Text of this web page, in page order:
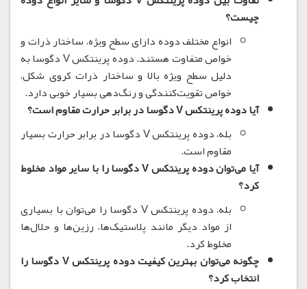
چیست؟
انواع مختلف دوده دارای سطح ویژه، ساختار ذرات و
خواص متفاوت هستند.
دوده پرینتکس V دگوسا به
دلیل سطح ویژه بالا و ساختار ذرات کروی شکل،
خواص تقویت‌کنندگی و رنگ‌دهی بسیار خوبی دارد.
آیا دوده پرینتکس V دگوسا در برابر حرارت مقاوم است؟
بله، دوده پرینتکس V دگوسا در برابر حرارت بسیار
مقاوم است.
آیا می‌توان دوده پرینتکس V دگوسا را با سایر مواد مخلوط
کرد؟
بله، دوده پرینتکس V دگوسا را می‌توان با بسیاری
از مواد دیگر مانند پلاستیک‌ها، رزین‌ها و حلال‌ها
مخلوط کرد.
چگونه می‌توان بهترین کیفیت دوده پرینتکس V دگوسا را
انتخاب کرد؟